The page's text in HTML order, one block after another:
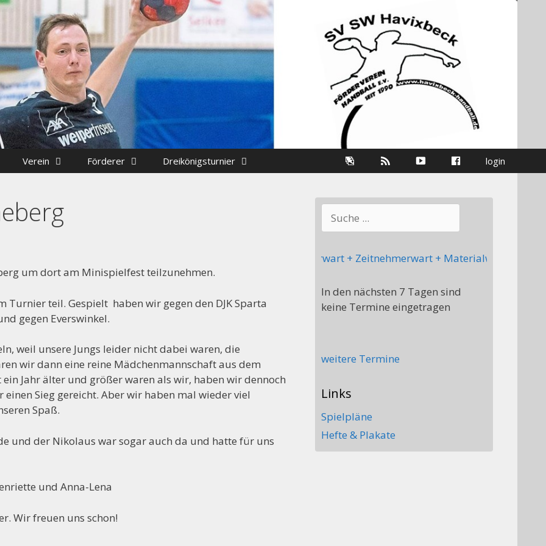
Verein Förderer Dreikönigsturnier login
Facebook
youtube
Galerie
um dort am Minispielfest teilzunehmen.
teil. Gespielt haben wir gegen den DJK Sparta
gegen Everswinkel.
weil unsere Jungs leider nicht dabei waren, die
wir dann eine reine Mädchenmannschaft aus dem
Jahr älter und größer waren als wir, haben wir dennoch
Sieg gereicht. Aber wir haben mal wieder viel
Spaß.
und der Nikolaus war sogar auch da und hatte für uns
und Anna-Lena
Wir freuen uns schon!
Stellv. Abteilungsleiter + Jugendwart + Schiedsrichterwart + Zeitnehmerwart + Materialwart ++++
In den nächsten 7 Tagen sind
keine Termine eingetragen
weitere Termine
Links
Spielpläne
Hefte & Plakate